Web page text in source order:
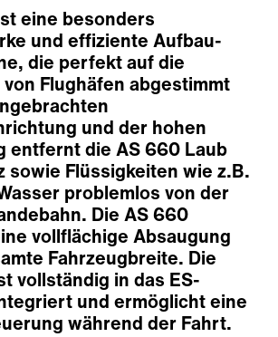
eine besonders
und effiziente Aufbau-
die perfekt auf die
Flughäfen abgestimmt
und der hohen
entfernt die AS 660 Laub
sowie Flüssigkeiten wie z.B.
problemlos von der
Die AS 660
vollflächige Absaugung
Fahrzeugbreite. Die
vollständig in das ES-
und ermöglicht eine
während der Fahrt.